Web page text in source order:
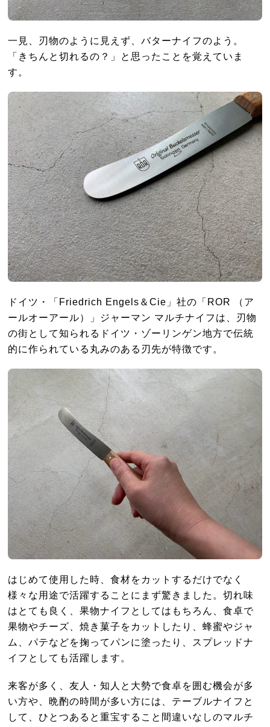
一見、刃物のように見えず、バターナイフのよう。
「きちんと切れるの？」と思ったことを覚えていま
す。
ドイツ・「Friedrich Engels＆Cie」社の「ROR （ア
ールオーアール）」ジャーマン マルチナイフは、刃物
の街として知られるドイツ・ゾーリンゲン地方で伝統
的に作られている丸みのある刃先が特徴です。
はじめて使用した時、食材をカットするだけでなく
様々な用途で活躍することにまず驚きました。切れ味
はとても良く、果物ナイフとしてはもちろん、食卓で
果物やチーズ、焼き菓子をカットしたり、蜂蜜やジャ
ム、パテなどを掬ってパンに塗ったり、スプレッドナ
イフとしても活躍します。
来客が多く、友人・知人と大勢で食卓を囲む機会が多
い方や、晩酌の時間が多い方には、テーブルナイフと
して、ひとつあると重宝すること間違いなしのマルチ